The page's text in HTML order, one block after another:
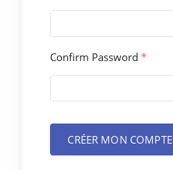
Confirm Password*
CRÉER MON COMPTE